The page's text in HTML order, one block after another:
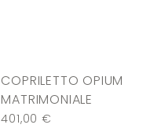
COPRILETTO OPIUM
MATRIMONIALE
401,00€